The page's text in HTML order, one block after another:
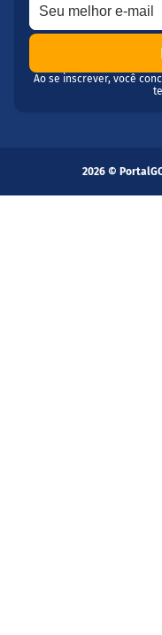
Ao se inscrever, você
2026 ©